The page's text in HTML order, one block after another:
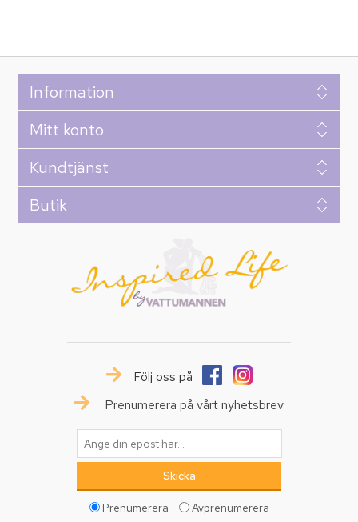
Information
Mitt konto
Kundtjänst
Butik
Följ oss på
Prenumerera på vårt nyhetsbrev
Prenumerera Avprenumerera